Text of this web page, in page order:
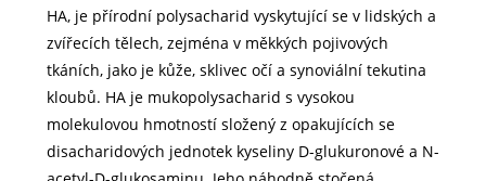
HA, je přírodní polysacharid vyskytující se v lidských a
zvířecích tělech, zejména v měkkých pojivových
tkáních, jako je kůže, sklivec očí a synoviální tekutina
kloubů. HA je mukopolysacharid s vysokou
molekulovou hmotností složený z opakujících se
disacharidových jednotek kyseliny D-glukuronové a N-